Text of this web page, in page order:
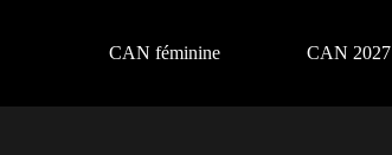
CAN féminine CAN 2027